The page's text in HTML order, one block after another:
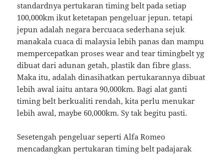
standardnya pertukaran timing belt pada setiap
100,000km ikut ketetapan pengeluar jepun. tetapi
jepun adalah negara bercuaca sederhana sejuk
manakala cuaca di malaysia lebih panas dan mampu
mempercepatkan proses wear and tear timingbelt yg
dibuat dari adunan getah, plastik dan fibre glass.
Maka itu, adalah dinasihatkan pertukarannya dibuat
lebih awal iaitu antara 90,000km. Bagi alat ganti
timing belt berkualiti rendah, kita perlu menukar
lebih awal, maybe 60,000km. Sy tak begitu pasti.
Sesetengah pengeluar seperti Alfa Romeo
mencadangkan pertukaran timing belt padajarak